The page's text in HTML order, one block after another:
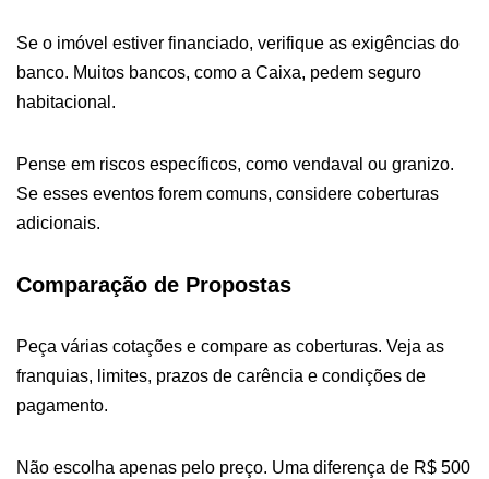
Se o imóvel estiver financiado, verifique as exigências do
banco. Muitos bancos, como a Caixa, pedem seguro
habitacional.
Pense em riscos específicos, como vendaval ou granizo.
Se esses eventos forem comuns, considere coberturas
adicionais.
Comparação de Propostas
Peça várias cotações e compare as coberturas. Veja as
franquias, limites, prazos de carência e condições de
pagamento.
Não escolha apenas pelo preço. Uma diferença de R$ 500